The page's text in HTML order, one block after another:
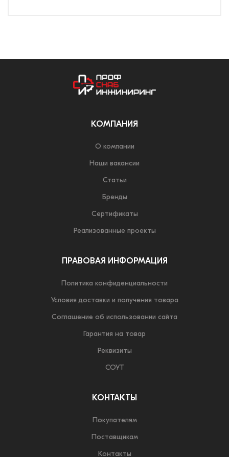
КОМПАНИЯ
О компании
Наши вакансии
Статьи
Бренды
Сертификаты
Реализованные проекты
ПРАВОВАЯ ИНФОРМАЦИЯ
Политика конфиденциальности
Условия доставки и получения товара
Соглашение об использовании сайта
Гарантия на товар
Реквизиты
СОУТ
КОНТАКТЫ
Покупателям
Поставщикам
Контакты